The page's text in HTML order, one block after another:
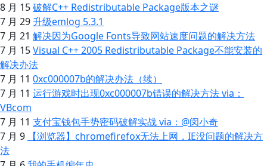
8 月 15破解C++ Redistributable Package版本之谜
7 月 29 升级emlog 5.3.1
7 月 21 解决因为Google Fonts导致网站速度问题的解决方法
7 月 15Visual C++ 2005 Redistributable Package不能安装的
解决办法
7 月 11 0xc000007b的解决办法（续）
7 月 11 运行游戏时出现0xc000007b错误的解决方法 via：
VBcom
7 月 11 支付宝钱包手势密码破解实战 via：@闵小奇
7 月 9
【浏览器】chromefirefox无法上网，IE没问题的解决方
法